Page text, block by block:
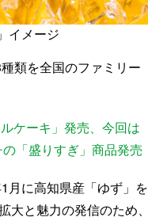
イメージ
類を全国のファミリー
ケーキ」発売、今回は
「盛りすぎ」商品発売
月に高知県産「ゆず」を
と魅力の発信のため、